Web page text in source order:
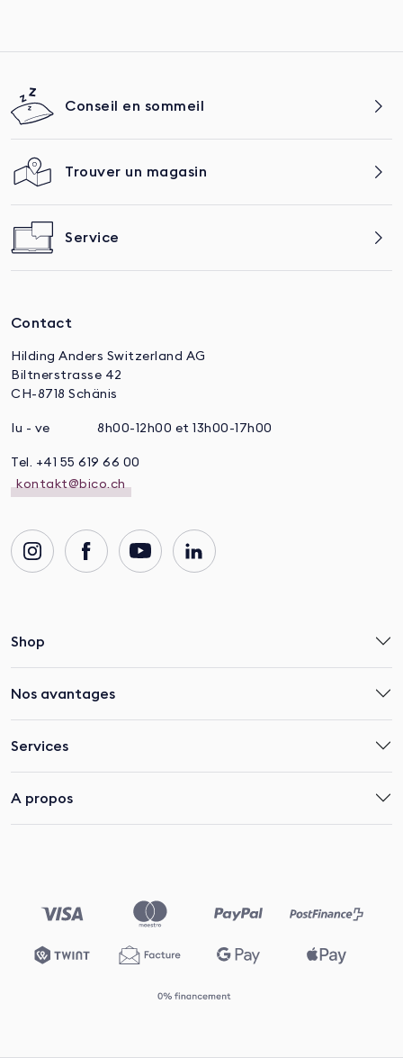
Conseil en sommeil
Trouver un magasin
Service
Contact
Hilding Anders Switzerland AG
Biltnerstrasse 42
CH-8718 Schänis
lu - ve 8h00-12h00 et 13h00-17h00
Tel. +41 55 619 66 00
kontakt@bico.ch
Shop
Nos avantages
Services
A propos